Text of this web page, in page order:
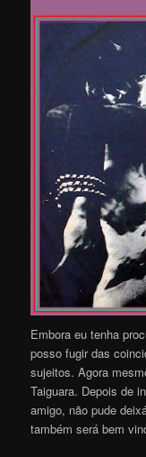
Embora eu tenha
posso fugir das
sujeitos. Agora
Taiguara. Depois de
amigo, não pude
também será bem